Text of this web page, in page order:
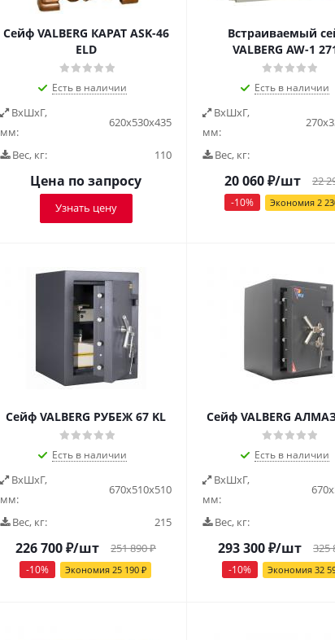
Сейф VALBERG КАРАТ ASK-46
ELD
Есть в наличии
ВxШxГ,
мм:
620х530х435
Вес, кг: 110
Цена по запросу
Узнать цену
Встраиваемый
VALBERG AW-1
Есть в наличии
ВxШxГ,
мм:
Вес, кг:
20 060₽/шт 22
-10% Экономия 2
Сейф VALBERG РУБЕЖ 67 KL
Есть в наличии
ВxШxГ,
мм:
670х510х510
Вес, кг: 215
226 700₽/шт 251 890₽
-10% Экономия 25 190 ₽
Сейф VALBERG
Есть в наличии
ВxШxГ,
мм:
Вес, кг:
293 300₽/шт 325
-10% Экономия 32